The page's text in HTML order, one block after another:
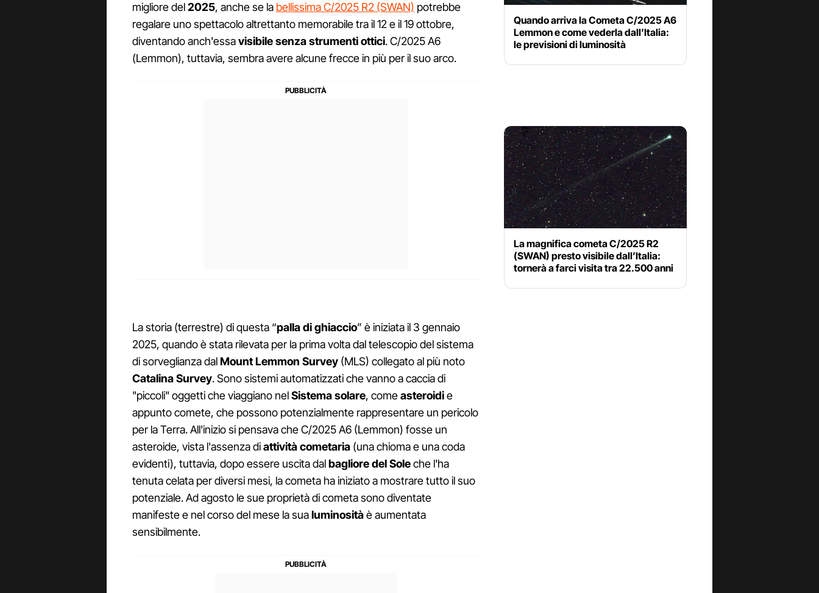
migliore del2025, anche se la bellissima C/2025 R2 (SWAN) potrebbe
regalare uno spettacolo altrettanto memorabile tra il 12 e il 19 ottobre,
diventando anch'essavisibile senza strumenti ottici. C/2025 A6
(Lemmon), tuttavia, sembra avere alcune frecce in più per il suo arco.
La storia (terrestre) di questa “palla di ghiaccio” è iniziata il 3 gennaio
2025, quando è stata rilevata per la prima volta dal telescopio del sistema
di sorveglianza dalMount Lemmon Survey (MLS) collegato al più noto
Catalina Survey. Sono sistemi automatizzati che vanno a caccia di
"piccoli" oggetti che viaggiano nelSistema solare, comeasteroidie
appunto comete, che possono potenzialmente rappresentare un pericolo
per la Terra. All'inizio si pensava che C/2025 A6 (Lemmon) fosse un
asteroide, vista l'assenza diattività cometaria (una chioma e una coda
evidenti), tuttavia, dopo essere uscita dalbagliore del Soleche l'ha
tenuta celata per diversi mesi, la cometa ha iniziato a mostrare tutto il suo
potenziale. Ad agosto le sue proprietà di cometa sono diventate
manifeste e nel corso del mese la sualuminositàè aumentata
sensibilmente.
Quando arriva la Cometa C/2025 A6
Lemmon e come vederla dall’Italia:
le previsioni di luminosità
La magnifica cometa C/2025 R2
(SWAN) presto visibile dall’Italia:
tornerà a farci visita tra 22.500 anni